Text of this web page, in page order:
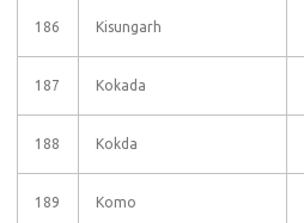
186 Kisungarh
187 Kokada
188 Kokda
189 Komo